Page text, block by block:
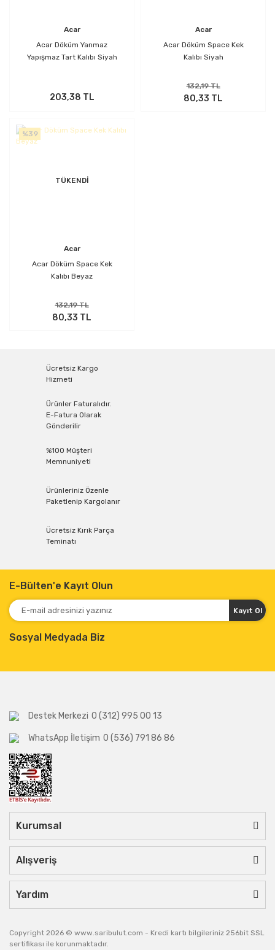
Acar
Acar Döküm Yanmaz
Yapışmaz Tart Kalıbı Siyah
203,38 TL
Acar
Acar Döküm Space Kek
Kalıbı Siyah
132,19 TL
80,33 TL
%39
TÜKENDİ
Acar
Acar Döküm Space Kek
Kalıbı Beyaz
132,19 TL
80,33 TL
Ücretsiz Kargo
Hizmeti
Ürünler Faturalıdır.
E-Fatura Olarak
Gönderilir
%100 Müşteri
Memnuniyeti
Ürünleriniz Özenle
Paketlenip Kargolanır
Ücretsiz Kırık Parça
Teminatı
E-Bülten'e Kayıt Olun
Kayıt Ol
Sosyal Medyada Biz
Destek Merkezi 0 (312) 995 00 13
WhatsApp İletişim 0 (536) 791 86 86
Kurumsal
Alışveriş
Yardım
Copyright 2026 © www.saribulut.com - Kredi kartı bilgileriniz 256bit SSL
sertifikası ile korunmaktadır.